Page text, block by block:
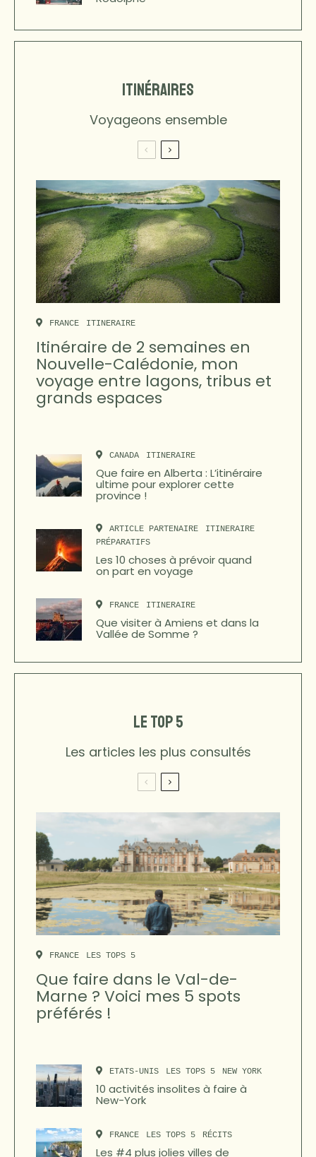
itinéraires
Voyageons ensemble
FRANCE ITINERAIRE
Itinéraire de 2 semaines en
Nouvelle-Calédonie, mon
voyage entre lagons, tribus et
grands espaces
CANADA ITINERAIRE
Que faire en Alberta : L’itinéraire
ultime pour explorer cette
province !
ARTICLE PARTENAIRE
ITINERAIRE
PRÉPARATIFS
Les 10 choses à prévoir quand
on part en voyage
FRANCE ITINERAIRE
Que visiter à Amiens et dans la
Vallée de Somme ?
LE TOP 5
Les articles les plus consultés
FRANCE LES TOPS 5
Que faire dans le Val-de-
Marne ? Voici mes 5 spots
préférés !
ETATS-UNIS LES TOPS 5 NEW YORK
10 activités insolites à faire à
New-York
FRANCE LES TOPS 5 RÉCITS
Les #4 plus jolies villes de